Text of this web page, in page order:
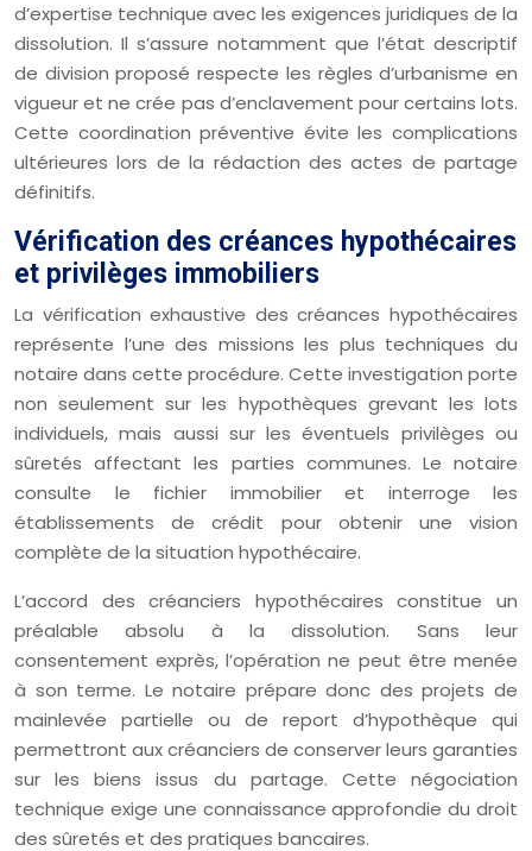
d’expertise technique avec les exigences juridiques de la
dissolution. Il s’assure notamment que l’état descriptif
de division proposé respecte les règles d’urbanisme en
vigueur et ne crée pas d’enclavement pour certains lots.
Cette coordination préventive évite les complications
ultérieures lors de la rédaction des actes de partage
définitifs.
Vérification des créances hypothécaires
et privilèges immobiliers
La vérification exhaustive des créances hypothécaires
représente l’une des missions les plus techniques du
notaire dans cette procédure. Cette investigation porte
non seulement sur les hypothèques grevant les lots
individuels, mais aussi sur les éventuels privilèges ou
sûretés affectant les parties communes. Le notaire
consulte le fichier immobilier et interroge les
établissements de crédit pour obtenir une vision
complète de la situation hypothécaire.
L’accord des créanciers hypothécaires constitue un
préalable absolu à la dissolution. Sans leur
consentement exprès, l’opération ne peut être menée
à son terme. Le notaire prépare donc des projets de
mainlevée partielle ou de report d’hypothèque qui
permettront aux créanciers de conserver leurs garanties
sur les biens issus du partage. Cette négociation
technique exige une connaissance approfondie du droit
des sûretés et des pratiques bancaires.